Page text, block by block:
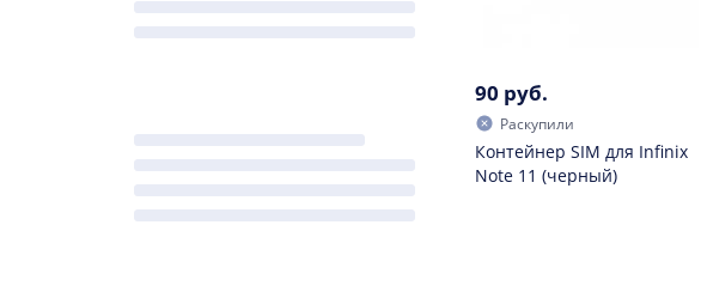
90 руб.
Раскупили
Контейнер SIM для Infinix
Note 11 (черный)